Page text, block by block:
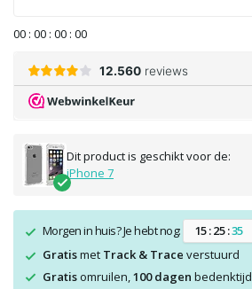
00 : 00 : 00 : 00
Dit product is geschikt voor de:
iPhone 7
Morgen in huis? Je hebt nog: 15:25:35
Gratismet Track & Trace verstuurd
Gratisomruilen, 100 dagen bedenktijd